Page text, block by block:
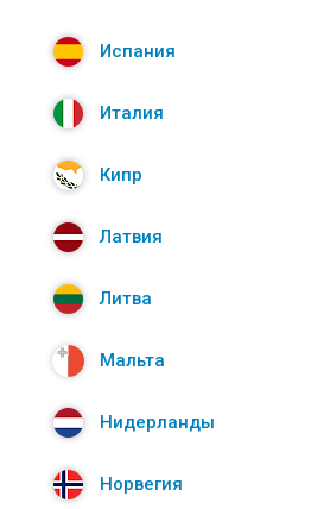
Испания
Италия
Кипр
Латвия
Литва
Мальта
Нидерланды
Норвегия